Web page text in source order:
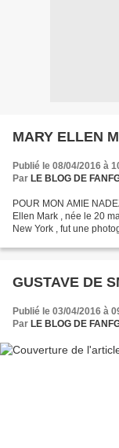
MARY ELLEN
Publié le 08/04/2016 à
Par LE BLOG DE
POUR MON AMIE
Ellen Mark , née le 20
New York , fut une
Publié le 03/04/2016 à
Par LE BLOG DE